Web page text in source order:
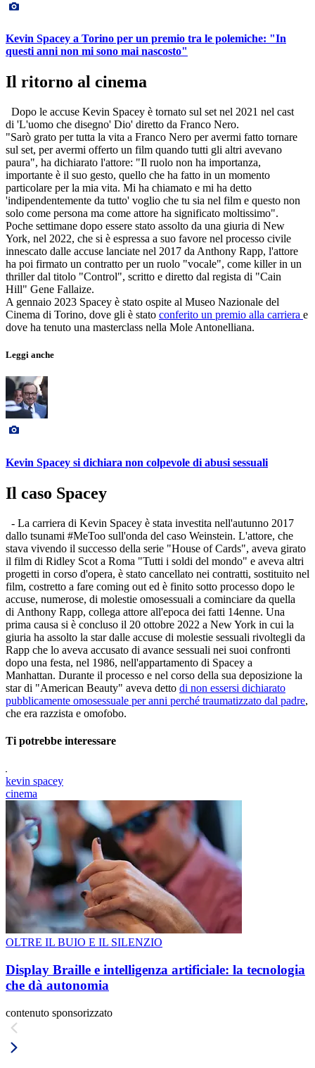
Kevin Spacey a Torino per un premio tra le polemiche: "In
questi anni non mi sono mai nascosto"
Il ritorno al cinema
Dopo le accuse Kevin Spacey è tornato sul set nel 2021 nel cast
di 'L'uomo che disegno' Dio' diretto da Franco Nero.
"Sarò grato per tutta la vita a Franco Nero per avermi fatto tornare
sul set, per avermi offerto un film quando tutti gli altri avevano
paura", ha dichiarato l'attore: "Il ruolo non ha importanza,
importante è il suo gesto, quello che ha fatto in un momento
particolare per la mia vita. Mi ha chiamato e mi ha detto
'indipendentemente da tutto' voglio che tu sia nel film e questo non
solo come persona ma come attore ha significato moltissimo".
Poche settimane dopo essere stato assolto da una giuria di New
York, nel 2022, che si è espressa a suo favore nel processo civile
innescato dalle accuse lanciate nel 2017 da Anthony Rapp, l'attore
ha poi firmato un contratto per un ruolo "vocale", come killer in un
thriller dal titolo "Control", scritto e diretto dal regista di "Cain
Hill" Gene Fallaize.
A gennaio 2023 Spacey è stato ospite al Museo Nazionale del
Cinema di Torino, dove gli è stato conferito un premio alla carriera e
dove ha tenuto una masterclass nella Mole Antonelliana.
Leggi anche
Kevin Spacey si dichiara non colpevole di abusi sessuali
Il caso Spacey
- La carriera di Kevin Spacey è stata investita nell'autunno 2017
dallo tsunami #MeToo sull'onda del caso Weinstein. L'attore, che
stava vivendo il successo della serie "House of Cards", aveva girato
il film di Ridley Scot a Roma "Tutti i soldi del mondo" e aveva altri
progetti in corso d'opera, è stato cancellato nei contratti, sostituito nel
film, costretto a fare coming out ed è finito sotto processo dopo le
accuse, numerose, di molestie omosessuali a cominciare da quella
di Anthony Rapp, collega attore all'epoca dei fatti 14enne. Una
prima causa si è concluso il 20 ottobre 2022 a New York in cui la
giuria ha assolto la star dalle accuse di molestie sessuali rivoltegli da
Rapp che lo aveva accusato di avance sessuali nei suoi confronti
dopo una festa, nel 1986, nell'appartamento di Spacey a
Manhattan. Durante il processo e nel corso della sua deposizione la
star di "American Beauty" aveva detto di non essersi dichiarato
pubblicamente omosessuale per anni perché traumatizzato dal padre,
che era razzista e omofobo.
Ti potrebbe interessare
kevin spacey
cinema
OLTRE IL BUIO E IL SILENZIO
Display Braille e intelligenza artificiale: la tecnologia
che dà autonomia
contenuto sponsorizzato